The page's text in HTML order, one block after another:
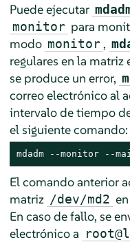
Puede ejecutar
monitor para
modo monitor ,
regulares en la matriz
se produce un error,
correo electrónico al
intervalo de tiempo
el siguiente comando:
mdadm --monitor --
El comando anterior
matriz /dev/md2
En caso de fallo, se
electrónico a